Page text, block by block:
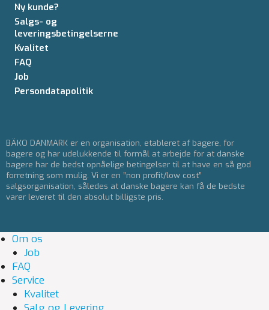
Ny kunde?
Salgs- og
leveringsbetingelserne
Kvalitet
FAQ
Job
Persondatapolitik
BÄKO DANMARK er en organisation, etableret af bagere, for
bagere og har udelukkende til formål at arbejde for at danske
bagere har de bedst opnåelige betingelser til at have en så god
forretning som mulig. Vi er en ”non profit/low cost”
salgsorganisation, således at danske bagere kan få de bedste
varer leveret til den absolut billigste pris.
Om os
Job
FAQ
Service
Kvalitet